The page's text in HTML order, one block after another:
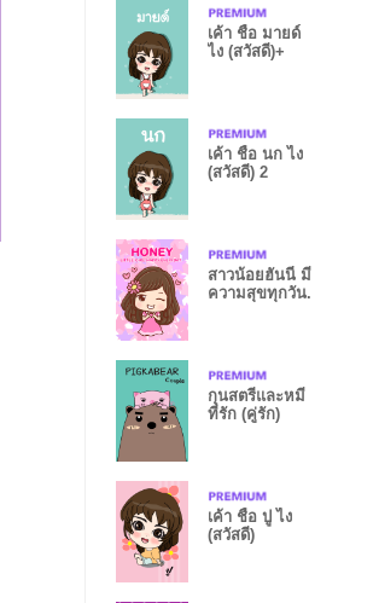
เค้า ชื่อ มายด์
ไง (สวัสดี)+
เค้า ชื่อ นก ไง
(สวัสดี) 2
สาวน้อยฮันนี่ มี
ความสุขทุกวัน.
กุนสตรีและหมี
ที่รัก (คู่รัก)
เค้า ชื่อ ปู ไง
(สวัสดี)